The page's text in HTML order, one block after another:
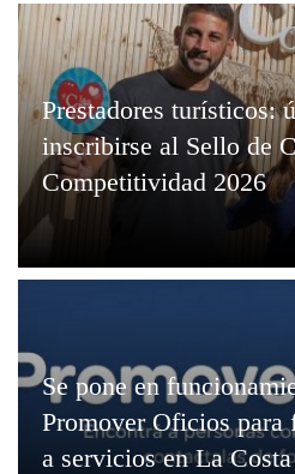
Prestadores turísticos:
inscribirse al Sello de
Competitividad 2026
Se pone en
Promover Oficios para
a servicios en La Costa